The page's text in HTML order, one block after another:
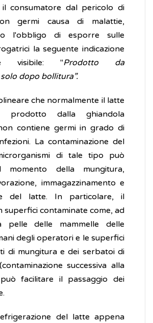
consumatore dal pericolo di
germi causa di malattie,
l'obbligo di esporre sulle
la seguente indicazione
visibile: "Prodotto da
dopo bollitura”.
che normalmente il latte
prodotto dalla ghiandola
contiene germi in grado di
La contaminazione del
di tale tipo può
momento della mungitura,
immagazzinamento e
del latte. In particolare, il
superfici contaminate come, ad
pelle delle mammelle delle
degli operatori e le superfici
di mungitura e dei serbatoi di
successiva alla
facilitare il passaggio dei
del latte appena